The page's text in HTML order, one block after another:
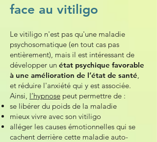
face au vitiligo
Le vitiligo n'est pas qu'une maladie
psychosomatique (en tout cas pas
entièrement), mais il est intéressant de
développer un état psychique favorable
à une amélioration de l’état de santé,
et réduire l'anxiété qui y est associée.
Ainsi, l’hypnose peut permettre de :
se libérer du poids de la maladie
mieux vivre avec son vitiligo
alléger les causes émotionnelles qui se
cachent derrière cette maladie auto-